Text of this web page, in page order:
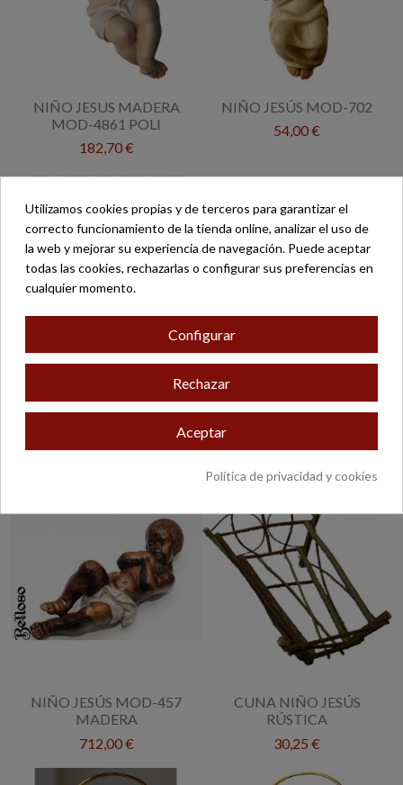
NIÑO JESUS MADERA
MOD-4861 POLI
182,70 €
NIÑO JESÚS MOD-702
54,00 €
NIÑO JESÚS MOD-457
NIÑO JESÚS MOD-457P
NIÑO JESÚS MOD-457
MADERA
712,00 €
CUNA NIÑO JESÚS
RÚSTICA
30,25 €
Utilizamos cookies propias y de terceros para garantizar el
correcto funcionamiento de la tienda online, analizar el uso de
la web y mejorar su experiencia de navegación. Puede aceptar
todas las cookies, rechazarlas o configurar sus preferencias en
cualquier momento.
Configurar
Rechazar
Aceptar
Política de privacidad y cookies